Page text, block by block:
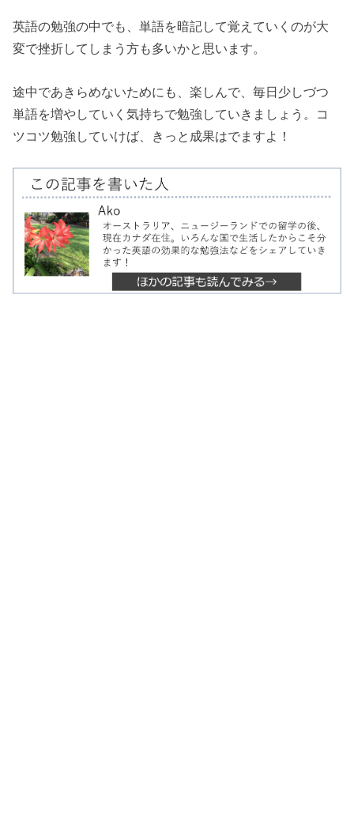
英語の勉強の中でも、単語を暗記して覚えていくのが大
変で挫折してしまう方も多いかと思います。
途中であきらめないためにも、楽しんで、毎日少しづつ
単語を増やしていく気持ちで勉強していきましょう。コ
ツコツ勉強していけば、きっと成果はでますよ！